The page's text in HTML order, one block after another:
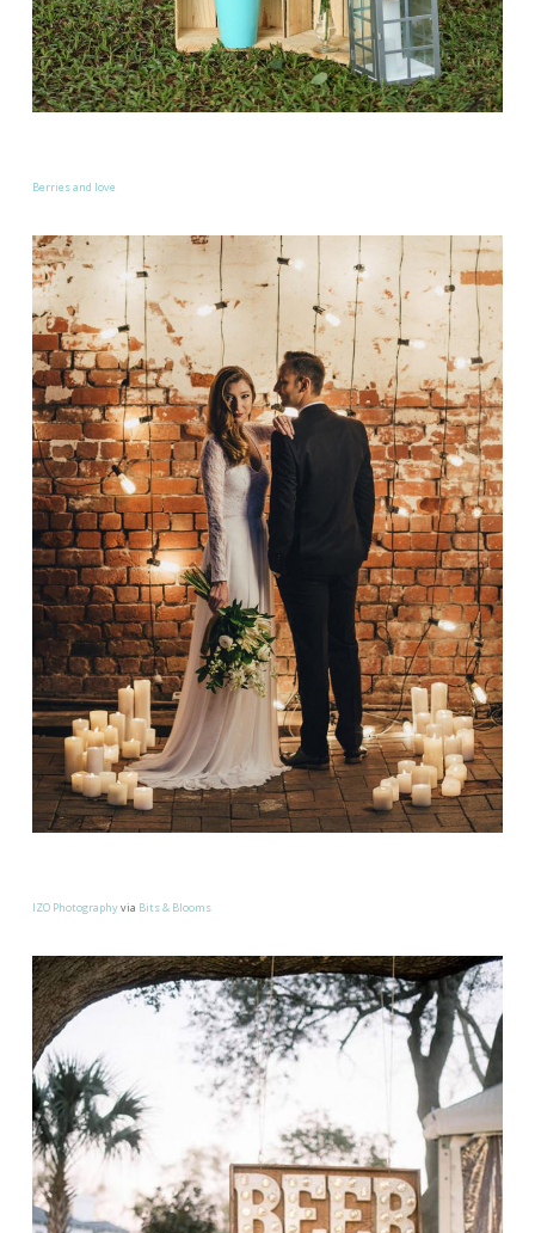
Berries and love
IZO Photographyvia Bits & Blooms